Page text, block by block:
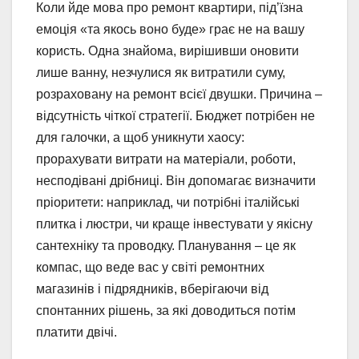
Коли йде мова про ремонт квартири, під’їзна
емоція «та якось воно буде» грає не на вашу
користь. Одна знайома, вирішивши оновити
лише ванну, незчулися як витратили суму,
розраховану на ремонт всієї двушки. Причина –
відсутність чіткої стратегії. Бюджет потрібен не
для галочки, а щоб уникнути хаосу:
прорахувати витрати на матеріали, роботи,
несподівані дрібниці. Він допомагає визначити
пріоритети: наприклад, чи потрібні італійські
плитка і люстри, чи краще інвестувати у якісну
сантехніку та проводку. Планування – це як
компас, що веде вас у світі ремонтних
магазинів і підрядників, вберігаючи від
спонтанних рішень, за які доводиться потім
платити двічі.